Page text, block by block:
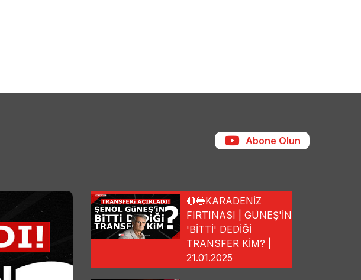
Abone Olun
🔴🔵KARADENİZ
FIRTINASI | GÜNEŞ'İN
'BİTTİ' DEDİĞİ
TRANSFER KİM? |
21.01.2025